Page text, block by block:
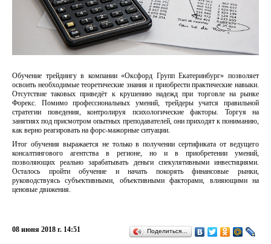
Обучение трейдингу в компании «Оксфорд Групп Екатеринбург» позволяет
освоить необходимые теоретические знания и приобрести практические навыки.
Отсутствие таковых приведёт к крушению надежд при торговле на рынке
Форекс. Помимо профессиональных умений, трейдеры учатся правильной
стратегии поведения, контролируя психологические факторы. Торгуя на
занятиях под присмотром опытных преподавателей, они приходят к пониманию,
как верно реагировать на форс-мажорные ситуации.
Итог обучения выражается не только в получении сертификата от ведущего
консалтингового агентства в регионе, но и в приобретении умений,
позволяющих реально зарабатывать деньги спекулятивными инвестициями.
Осталось пройти обучение и начать покорять финансовые рынки,
руководствуясь субъективными, объективными факторами, влияющими на
ценовые движения.
08 июня 2018 г. 14:51 Поделиться…